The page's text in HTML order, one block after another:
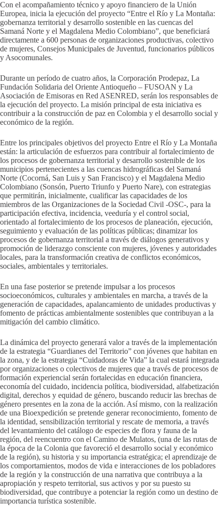
Con el acompañamiento técnico y apoyo financiero de la Unión
Europea, inicia la ejecución del proyecto “Entre el Río y La Montaña:
gobernanza territorial y desarrollo sostenible en las cuencas del
Samaná Norte y el Magdalena Medio Colombiano”, que beneficiará
directamente a 600 personas de organizaciones productivas, colectivo
de mujeres, Consejos Municipales de Juventud, funcionarios públicos
y Asocomunales.
Durante un período de cuatro años, la Corporación Prodepaz, La
Fundación Solidaria del Oriente Antioqueño – FUSOAN y La
Asociación de Emisoras en Red ASENRED, serán los responsables de
la ejecución del proyecto. La misión principal de esta iniciativa es
contribuir a la construcción de paz en Colombia y el desarrollo social y
económico de la región.
Entre los principales objetivos del proyecto Entre el Río y La Montaña
están: la articulación de esfuerzos para contribuir al fortalecimiento de
los procesos de gobernanza territorial y desarrollo sostenible de los
municipios pertenecientes a las cuencas hidrográficas del Samaná
Norte (Cocorná, San Luis y San Francisco) y el Magdalena Medio
Colombiano (Sonsón, Puerto Triunfo y Puerto Nare), con estrategias
que permitirán, inicialmente, cualificar las capacidades de los
miembros de las Organizaciones de la Sociedad Civil -OSC-, para la
participación efectiva, incidencia, veeduría y el control social,
orientado al fortalecimiento de los procesos de planeación, ejecución,
seguimiento y evaluación de las políticas públicas; dinamizar los
procesos de gobernanza territorial a través de diálogos generativos y
promoción de liderazgo consciente con mujeres, jóvenes y autoridades
locales, para la transformación creativa de conflictos económicos,
sociales, ambientales y territoriales.
En una fase posterior se pretende impulsar a los procesos
socioeconómicos, culturales y ambientales en marcha, a través de la
generación de capacidades, apalancamiento de unidades productivas y
fomento de prácticas ambientalmente sostenibles que contribuyan a la
mitigación del cambio climático.
La dinámica del proyecto generará valor a través de la implementación
de la estrategia “Guardianes del Territorio” con jóvenes que habitan en
la zona, y de la estrategia “Cuidadoras de Vida” la cual estará integrada
por organizaciones o colectivos de mujeres que a través de procesos de
formación experiencial serán fortalecidas en educación financiera,
economía del cuidado, incidencia política, biodiversidad, alfabetización
digital, derechos y equidad de género, buscando reducir las brechas de
género presentes en la zona de la acción. Así mismo, con la realización
de una Bioexpedición se pretende generar reconocimiento, fomento de
la identidad, sensibilización territorial y rescate de memoria, a través
del levantamiento del catálogo de especies de flora y fauna de la
región, del reencuentro con el Camino de Mulatos, (una de las rutas de
la época de la Colonia que favoreció el desarrollo social y económico
de la región), su historia y su importancia estratégica; el aprendizaje de
los comportamientos, modos de vida e interacciones de los pobladores
de la región y la construcción de una narrativa que contribuya a la
apropiación y respeto territorial, sus activos y por su puesto su
biodiversidad, que contribuye a potenciar la región como un destino de
importancia turística sostenible.